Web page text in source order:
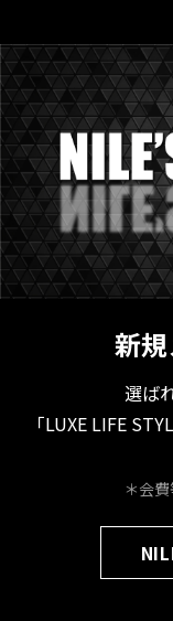
新
選ば
「LUXE LIFE
＊会